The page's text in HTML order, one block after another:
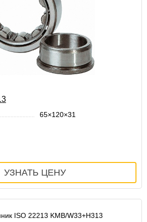
65×120×31